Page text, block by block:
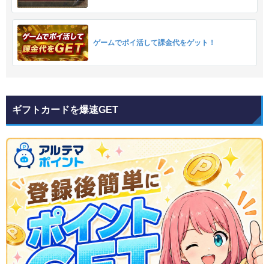
ゲームでポイ活して課金代をゲット！
ギフトカードを爆速GET